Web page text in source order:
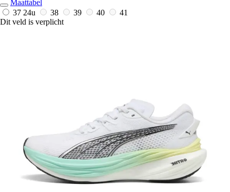
Maattabel
37 24u 38 39 40
41
Dit veld is verplicht